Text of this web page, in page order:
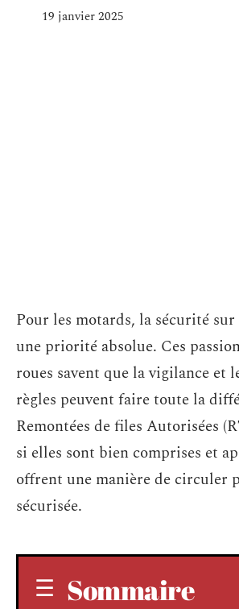
19 janvier 2025
Pour les motards, la sécurité
une priorité absolue. Ces
roues savent que la vigilance et
règles peuvent faire toute la
Remontées de files Autorisées
si elles sont bien comprises et
offrent une manière de circuler
sécurisée.
Sommaire